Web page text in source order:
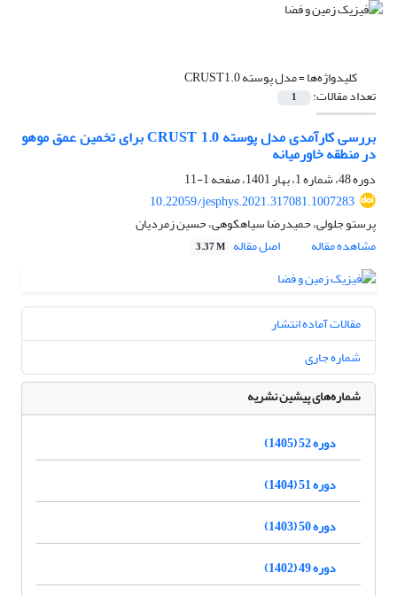
کلیدواژه‌ها =مدل پوسته CRUST1.0
تعداد مقالات: 1
بررسی کارآمدی مدل پوسته CRUST 1.0 برای تخمین عمق موهو
در منطقه خاورمیانه
دوره 48، شماره 1، بهار 1401، صفحه
1-11
10.22059/jesphys.2021.317081.1007283
پرستو جلولی، حمیدرضا سیاهکوهی، حسین زمردیان
مشاهده مقاله
اصل مقاله 3.37 M
مقالات آماده انتشار
شماره جاری
شماره‌های پیشین نشریه
دوره 52 (1405)
دوره 51 (1404)
دوره 50 (1403)
دوره 49 (1402)